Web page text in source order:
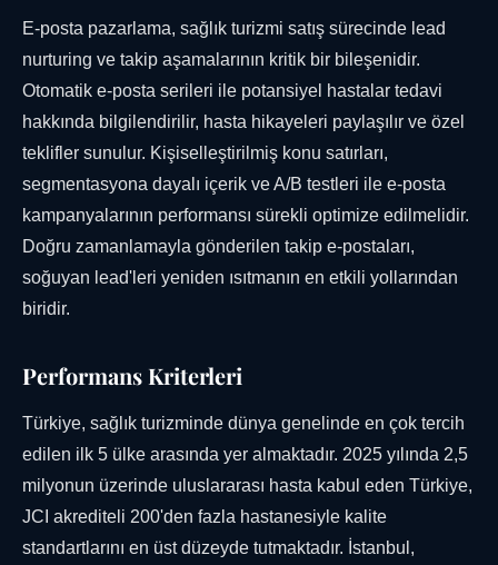
E-posta pazarlama, sağlık turizmi satış sürecinde lead
nurturing ve takip aşamalarının kritik bir bileşenidir.
Otomatik e-posta serileri ile potansiyel hastalar tedavi
hakkında bilgilendirilir, hasta hikayeleri paylaşılır ve özel
teklifler sunulur. Kişiselleştirilmiş konu satırları,
segmentasyona dayalı içerik ve A/B testleri ile e-posta
kampanyalarının performansı sürekli optimize edilmelidir.
Doğru zamanlamayla gönderilen takip e-postaları,
soğuyan lead'leri yeniden ısıtmanın en etkili yollarından
biridir.
Performans Kriterleri
Türkiye, sağlık turizminde dünya genelinde en çok tercih
edilen ilk 5 ülke arasında yer almaktadır. 2025 yılında 2,5
milyonun üzerinde uluslararası hasta kabul eden Türkiye,
JCI akrediteli 200'den fazla hastanesiyle kalite
standartlarını en üst düzeyde tutmaktadır. İstanbul,